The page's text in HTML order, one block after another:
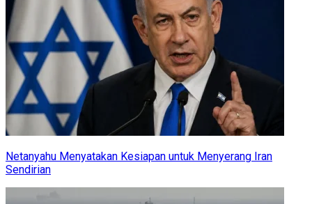
Netanyahu Menyatakan Kesiapan untuk Menyerang Iran
Sendirian